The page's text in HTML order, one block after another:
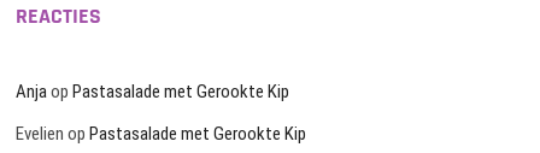
REACTIES
Anja opPastasalade met Gerookte Kip
Evelien opPastasalade met Gerookte Kip